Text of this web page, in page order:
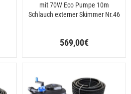
mit 70W Eco Pumpe 10m
Schlauch externer Skimmer Nr.46
569,00€